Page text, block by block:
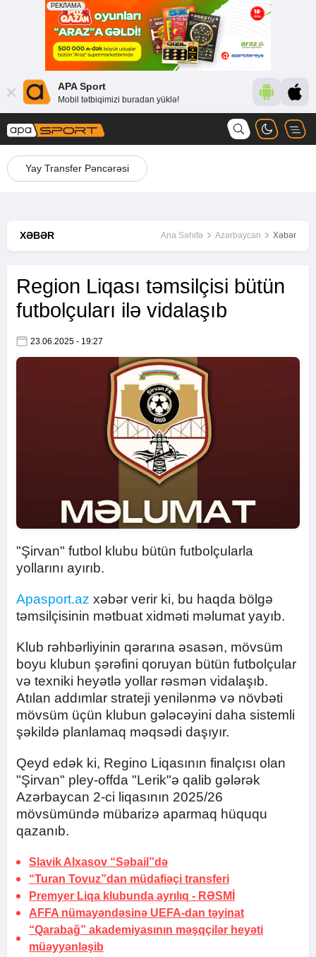
APA Sport
Mobil tətbiqimizi buradan yüklə!
Yay Transfer Pəncərəsi
XƏBƏR Ana Səhifə Azərbaycan Xəbər
Region Liqası təmsilçisi bütün
futbolçuları ilə vidalaşıb
23.06.2025 - 19:27
"Şirvan" futbol klubu bütün futbolçularla
yollarını ayırıb.
Apasport.az xəbər verir ki, bu haqda bölgə
təmsilçisinin mətbuat xidməti məlumat yayıb.
Klub rəhbərliyinin qərarına əsasən, mövsüm
boyu klubun şərəfini qoruyan bütün futbolçular
və texniki heyətlə yollar rəsmən vidalaşıb.
Atılan addımlar strateji yenilənmə və növbəti
mövsüm üçün klubun gələcəyini daha sistemli
şəkildə planlamaq məqsədi daşıyır.
Qeyd edək ki, Regino Liqasının finalçısı olan
"Şirvan" pley-offda "Lerik"ə qalib gələrək
Azərbaycan 2-ci liqasının 2025/26
mövsümündə mübarizə aparmaq hüququ
qazanıb.
Slavik Alxasov “Səbail”də
“Turan Tovuz”dan müdafiəçi transferi
Premyer Liqa klubunda ayrılıq - RƏSMİ
AFFA nümayəndəsinə UEFA-dan təyinat
“Qarabağ” akademiyasının məşqçilər heyəti
müəyyənləşib